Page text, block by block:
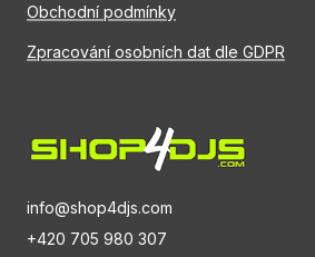
info@shop4djs.com
+420 705 980 307
Obchodní podmínky
Zpracování osobních dat dle GDPR